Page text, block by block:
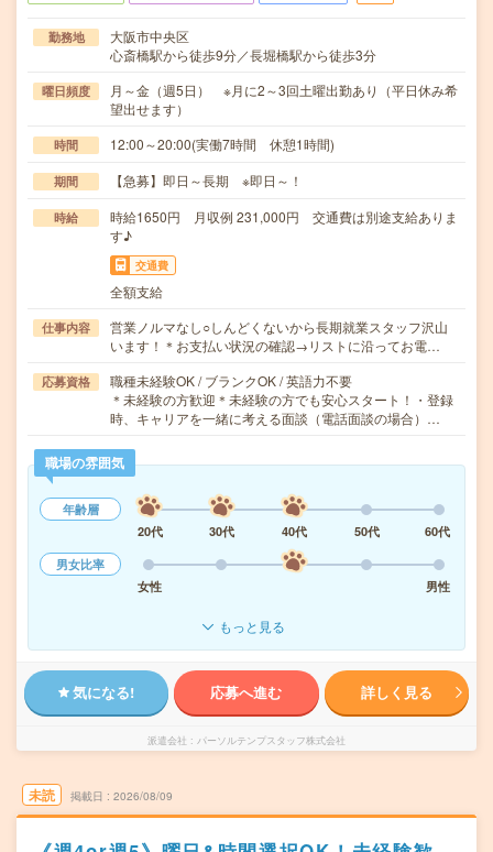
勤務地
大阪市中央区
心斎橋駅から徒歩9分／長堀橋駅から徒歩3分
曜日頻度
月～金（週5日） ※月に2～3回土曜出勤あり（平日休み希
望出せます）
時間 12:00～20:00(実働7時間 休憩1時間)
期間 【急募】即日～長期 ※即日～！
時給
時給1650円 月収例 231,000円 交通費は別途支給ありま
す♪
交通費
全額支給
仕事内容
営業ノルマなし○しんどくないから長期就業スタッフ沢山
います！＊お支払い状況の確認→リストに沿ってお電…
応募資格
職種未経験OK / ブランクOK / 英語力不要
＊未経験の方歓迎＊未経験の方でも安心スタート！・登録
時、キャリアを一緒に考える面談（電話面談の場合）…
職場の雰囲気
年齢層
20代
30代 40代 50代
60代
男女比率
女性
男性
もっと見る
気になる! 応募へ進む 詳しく見る
派遣会社 パーソルテンプスタッフ株式会社
未読 掲載日 2026/08/09